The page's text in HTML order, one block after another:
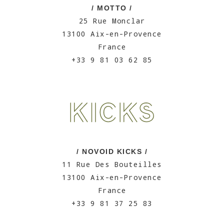
/ MOTTO /
25 Rue Monclar
13100 Aix-en-Provence
France
+33 9 81 03 62 85
/ NOVOID KICKS /
11 Rue Des Bouteilles
13100 Aix-en-Provence
France
+33 9 81 37 25 83